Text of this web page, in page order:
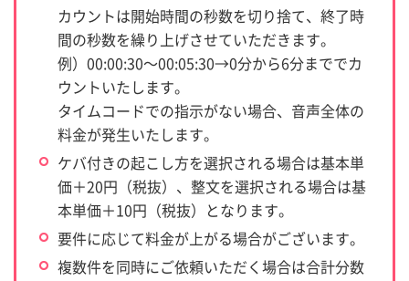
カウントは開始時間の秒数を切り捨て、終了時
間の秒数を繰り上げさせていただきます。
例）00:00:30～00:05:30→0分から6分まででカ
ウントいたします。
タイムコードでの指示がない場合、音声全体の
料金が発生いたします。
ケバ付きの起こし方を選択される場合は基本単
価＋20円（税抜）、整文を選択される場合は基
本単価＋10円（税抜）となります。
要件に応じて料金が上がる場合がございます。
複数件を同時にご依頼いただく場合は合計分数